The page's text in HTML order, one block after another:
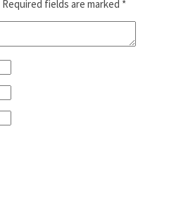
Required fields are marked *